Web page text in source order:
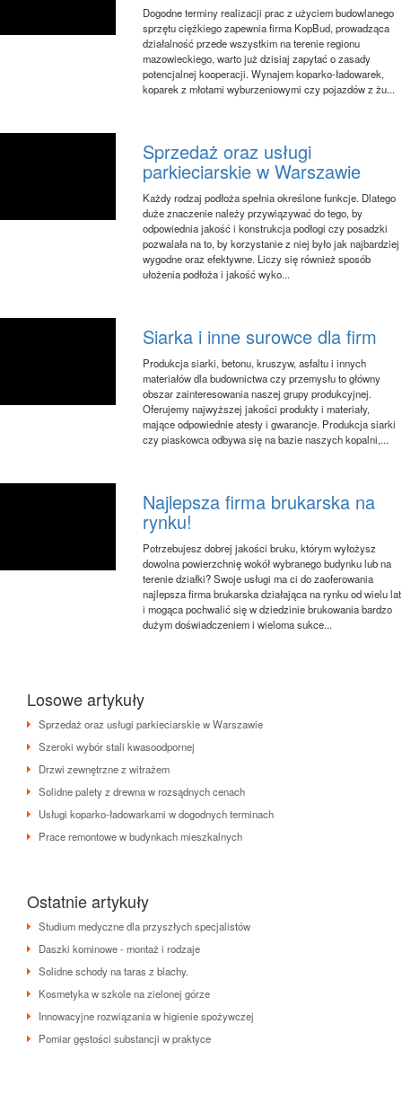
Dogodne terminy realizacji prac z użyciem budowlanego
sprzętu ciężkiego zapewnia firma KopBud, prowadząca
działalność przede wszystkim na terenie regionu
mazowieckiego, warto już dzisiaj zapytać o zasady
potencjalnej kooperacji. Wynajem koparko-ładowarek,
koparek z młotami wyburzeniowymi czy pojazdów z żu...
Sprzedaż oraz usługi
parkieciarskie w Warszawie
Każdy rodzaj podłoża spełnia określone funkcje. Dlatego
duże znaczenie należy przywiązywać do tego, by
odpowiednia jakość i konstrukcja podłogi czy posadzki
pozwalała na to, by korzystanie z niej było jak najbardziej
wygodne oraz efektywne. Liczy się również sposób
ułożenia podłoża i jakość wyko...
Siarka i inne surowce dla firm
Produkcja siarki, betonu, kruszyw, asfaltu i innych
materiałów dla budownictwa czy przemysłu to główny
obszar zainteresowania naszej grupy produkcyjnej.
Oferujemy najwyższej jakości produkty i materiały,
mające odpowiednie atesty i gwarancje. Produkcja siarki
czy piaskowca odbywa się na bazie naszych kopalni,...
Najlepsza firma brukarska na
rynku!
Potrzebujesz dobrej jakości bruku, którym wyłożysz
dowolna powierzchnię wokół wybranego budynku lub na
terenie działki? Swoje usługi ma ci do zaoferowania
najlepsza firma brukarska działająca na rynku od wielu lat
i mogąca pochwalić się w dziedzinie brukowania bardzo
dużym doświadczeniem i wieloma sukce...
Losowe artykuły
Sprzedaż oraz usługi parkieciarskie w Warszawie
Szeroki wybór stali kwasoodpornej
Drzwi zewnętrzne z witrażem
Solidne palety z drewna w rozsądnych cenach
Usługi koparko-ładowarkami w dogodnych terminach
Prace remontowe w budynkach mieszkalnych
Ostatnie artykuły
Studium medyczne dla przyszłych specjalistów
Daszki kominowe - montaż i rodzaje
Solidne schody na taras z blachy.
Kosmetyka w szkole na zielonej górze
Innowacyjne rozwiązania w higienie spożywczej
Pomiar gęstości substancji w praktyce